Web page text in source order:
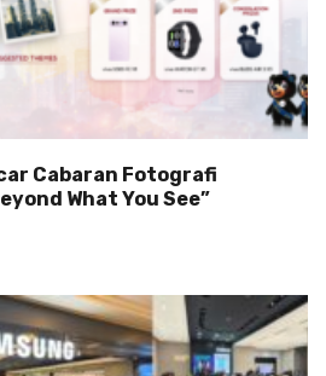
Cabaran Fotografi
What You See”